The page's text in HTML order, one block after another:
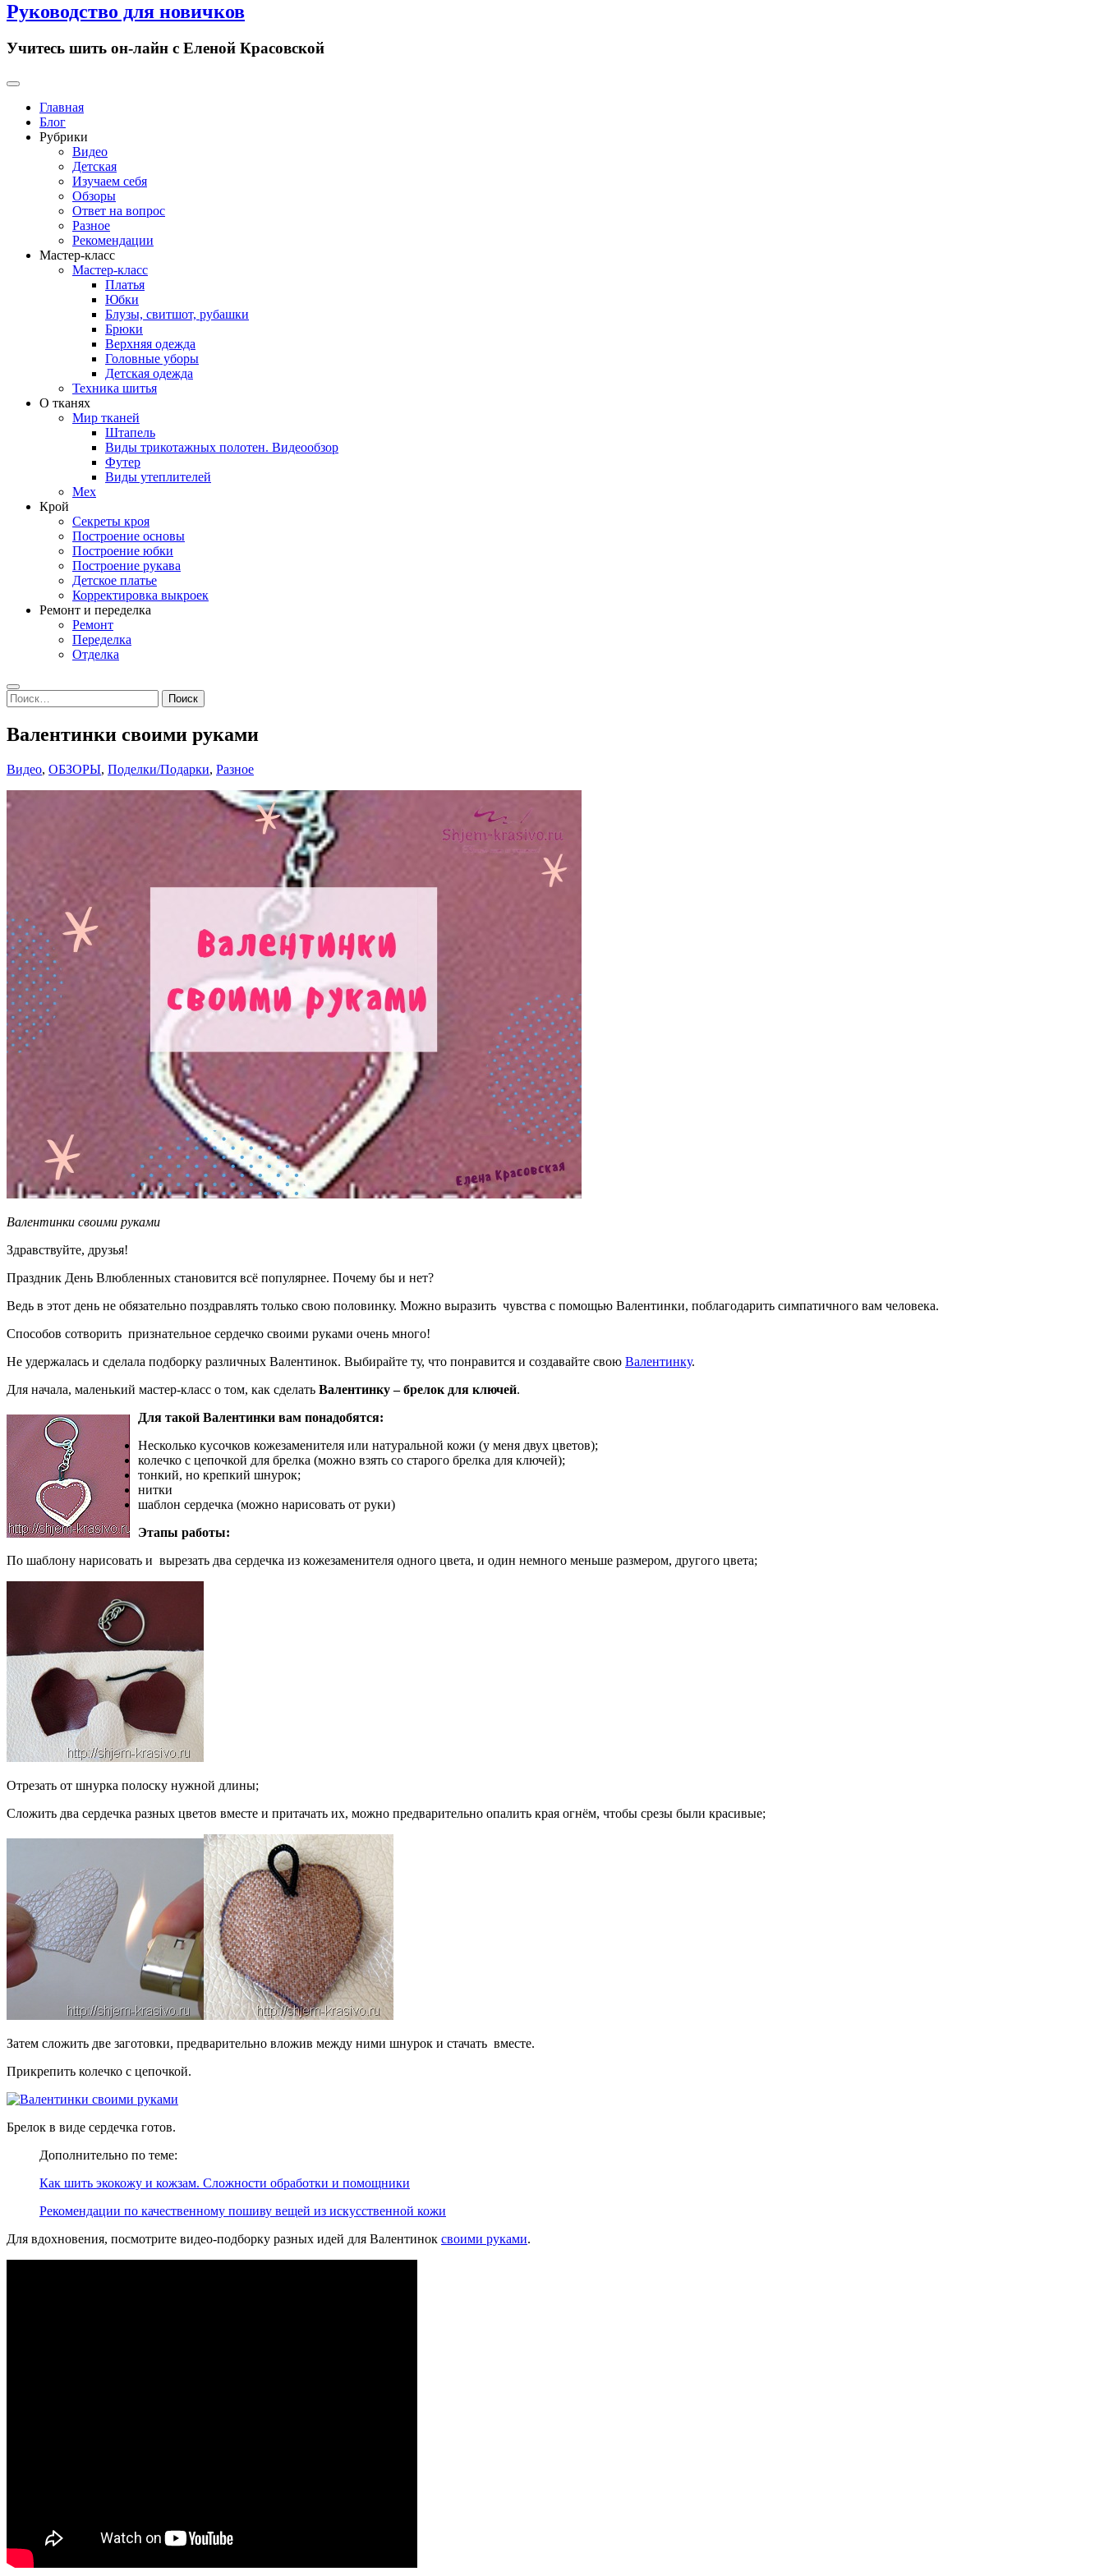
Руководство для новичков
Учитесь шить он-лайн с Еленой Красовской
Primary
Главная
Блог
Рубрики
Видео
Детская
Изучаем себя
Обзоры
Ответ на вопрос
Разное
Рекомендации
Мастер-класс
Мастер-класс
Платья
Юбки
Блузы, свитшот, рубашки
Брюки
Верхняя одежда
Головные уборы
Детская одежда
Техника шитья
О тканях
Мир тканей
Штапель
Виды трикотажных полотен. Видеообзор
Футер
Виды утеплителей
Мех
Крой
Секреты кроя
Построение основы
Построение юбки
Построение рукава
Детское платье
Корректировка выкроек
Ремонт и переделка
Ремонт
Переделка
Отделка
Search
Найти:
Валентинки своими руками
Видео, ОБЗОРЫ, Поделки/Подарки, Разное
Валентинки своими руками
Здравствуйте, друзья!
Праздник День Влюбленных становится всё популярнее. Почему бы и нет?
Ведь в этот день не обязательно поздравлять только свою половинку. Можно выразить чувства с помощью Валентинки, поблагодарить симпатичного вам человека.
Способов сотворить признательное сердечко своими руками очень много!
Не удержалась и сделала подборку различных Валентинок. Выбирайте ту, что понравится и создавайте свою Валентинку.
Для начала, маленький мастер-класс о том, как сделать Валентинку – брелок для ключей.
Для такой Валентинки вам понадобятся:
Несколько кусочков кожезаменителя или натуральной кожи (у меня двух цветов);
колечко с цепочкой для брелка (можно взять со старого брелка для ключей);
тонкий, но крепкий шнурок;
нитки
шаблон сердечка (можно нарисовать от руки)
Этапы работы:
По шаблону нарисовать и вырезать два сердечка из кожезаменителя одного цвета, и один немного меньше размером, другого цвета;
Отрезать от шнурка полоску нужной длины;
Сложить два сердечка разных цветов вместе и притачать их, можно предварительно опалить края огнём, чтобы срезы были красивые;
Затем сложить две заготовки, предварительно вложив между ними шнурок и стачать вместе.
Прикрепить колечко с цепочкой.
Брелок в виде сердечка готов.
Дополнительно по теме:
Как шить экокожу и кожзам. Сложности обработки и помощники
Рекомендации по качественному пошиву вещей из искусственной кожи
Для вдохновения, посмотрите видео-подборку разных идей для Валентинок своими руками.